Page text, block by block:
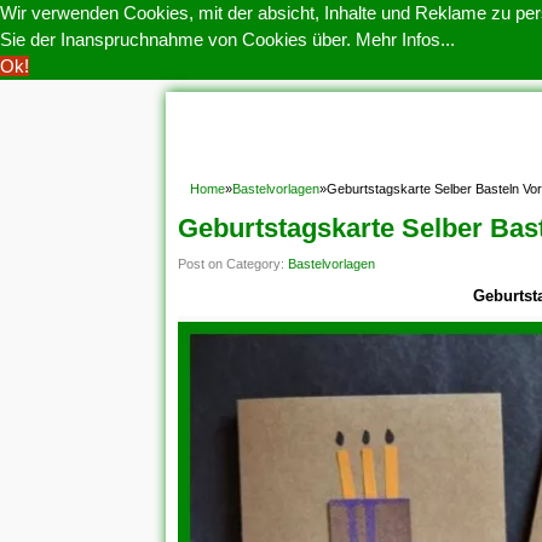
Wir verwenden Cookies, mit der absicht, Inhalte und Reklame zu
Sie der Inanspruchnahme von Cookies über. Mehr Infos...
Ok!
Home»Bastelvorlagen»Geburtstagskarte Selber Basteln
Geburtstagskarte Selber
Post on Category: Bastelvorlagen